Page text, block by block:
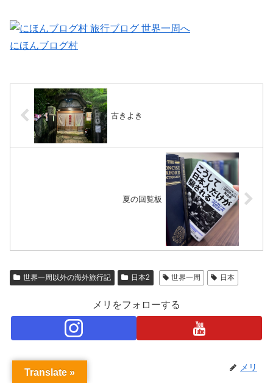
にほんブログ村
古きよき
夏の回覧板
世界一周以外の海外旅行記 日本2 世界一周 日本
メリをフォローする
メリ
Translate »